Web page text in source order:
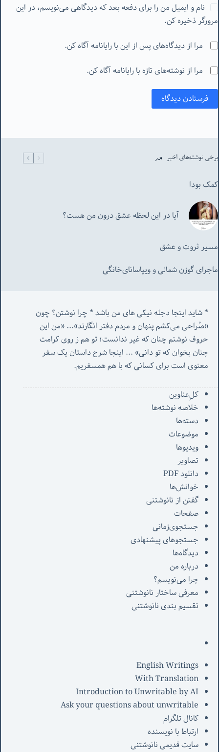
نام و ایمیل من را برای دفعه بعد که دیدگاهی می‌نویسم، در این
مرورگر ذخیره کن.
مرا از دیدگاه‌های پس از این با رایانامه آگاه کن.
مرا از نوشته‌های تازه با رایانامه آگاه کن.
فرستادن دیدگاه
برخی نوشته‌های اخیر
کمک بودا
آیا در این لحظه عشق درون من هست؟
مسیر ثروت و عشق
ماجرای گوزن شمالی و‌ ویپاسانای‌خانگی
«صُراحی می‌کشم پنهان‌ و مردم‌ دفتر انگارند»... «
چنان بخوان که تو دانی» ...
معنوی است برای کسانی که با هم همسفریم.
کل‌ِعناوین
خلاصه نوشته‌ها
دسته‌ها
موضوعات
ویدیوها
تصاویر
دانلود PDF
خوانش‌ها
گفتن از نانوشتنی
صفحات
جستجوی‌زمانی
جستجوهای پیشنهادی
دیدگاه‌ها
درباره من
چرا می‌نویسم؟
معرفی‌ ساختار نانوشتنی
تقسیم بندی نانوشتنی
English Writings
With Translation
Introduction to Unwritable by AI
Ask your questions about unwritable
کانال تلگرام
ارتباط با نویسنده
سایت قدیمی نانوشتنی